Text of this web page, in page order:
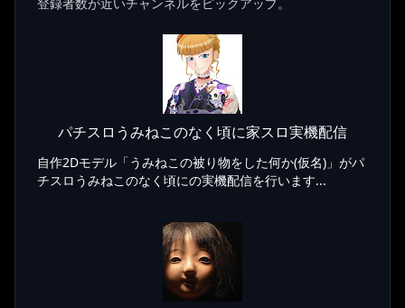
パチスロうみねこのなく頃に家スロ実機配信
自作2Dモデル「うみねこの被り物をした何か(仮名)」がパ
チスロうみねこのなく頃にの実機配信を行います...